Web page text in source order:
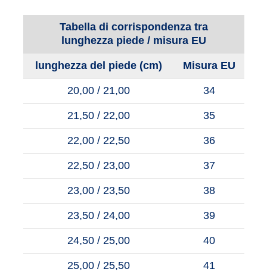
Tabella di corrispondenza tra
lunghezza piede / misura EU
lunghezza del piede (cm) Misura EU
20,00 / 21,00 34
21,50 / 22,00 35
22,00 / 22,50 36
22,50 / 23,00 37
23,00 / 23,50 38
23,50 / 24,00 39
24,50 / 25,00 40
25,00 / 25,50 41